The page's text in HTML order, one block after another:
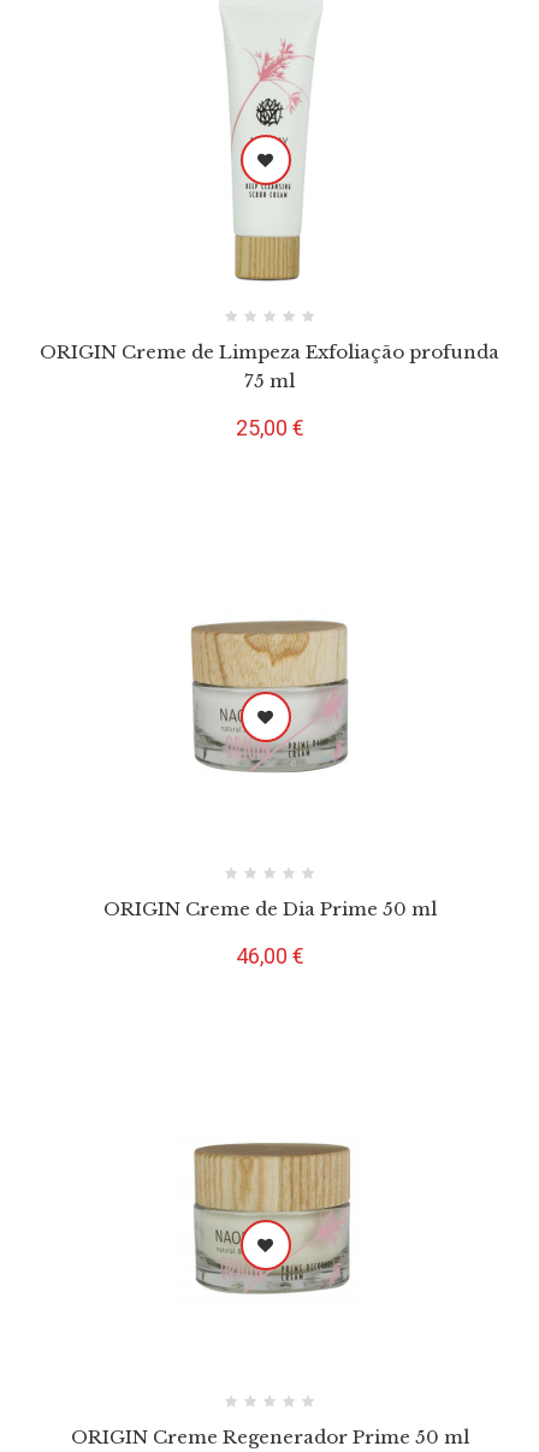
ORIGIN Creme de Limpeza Exfoliação profunda
75 ml
Preço
25,00 €
ORIGIN Creme de Dia Prime 50 ml
Preço
46,00 €
ORIGIN Creme Regenerador Prime 50 ml